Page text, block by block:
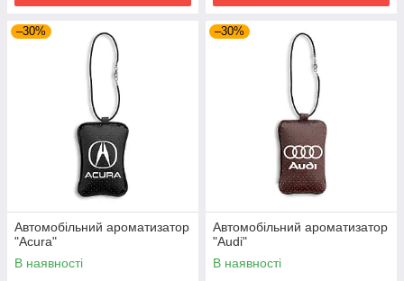
–30%
Автомобільний ароматизатор
"Acura"
В наявності
–30%
Автомобільний ароматизатор
"Audi"
В наявності